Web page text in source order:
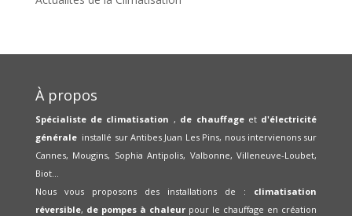
À propos
Spécialiste de climatisation , de chauffageet d'électricité
générale installé sur Antibes Juan Les Pins, nous intervienons sur
Cannes, Mougins, Sophia Antipolis, Valbonne, Villeneuve-Loubet,
Biot...
Nous vous proposons des installations de : climatisation
réversible, de pompes à chaleurpour le chauffage en création